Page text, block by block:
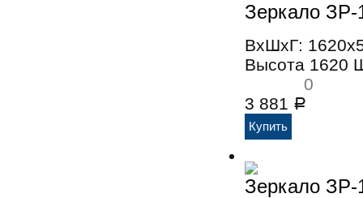
Зеркало ЗР-
ВхШхГ:
Высота 1620
0
3 881 Р
Зеркало ЗР-